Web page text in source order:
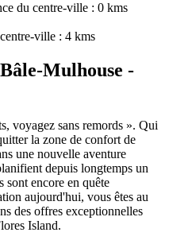
du centre-ville : 0 kms
ville : 4 kms
Mulhouse -
voyagez sans remords ». Qui
la zone de confort de
une nouvelle aventure
depuis longtemps un
sont encore en quête
aujourd'hui, vous êtes au
des offres exceptionnelles
Island.